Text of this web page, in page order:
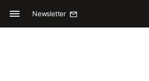
Newsletter